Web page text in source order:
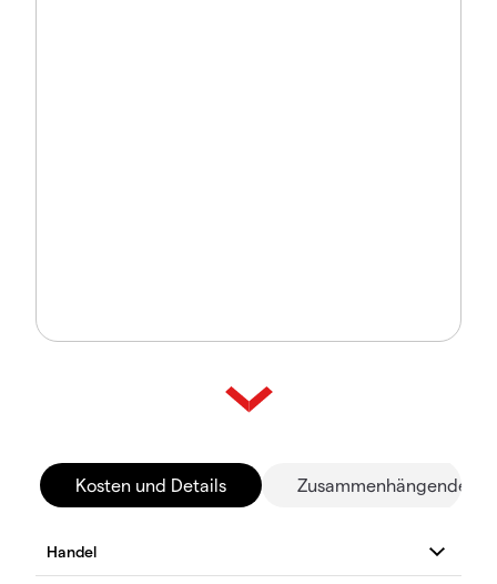
Kosten und Details Zusammenhängende